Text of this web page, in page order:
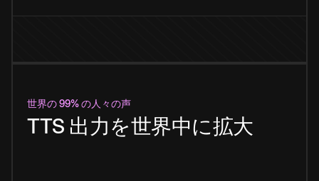
世界の 99% の人々の声
TTS 出力を世界中に拡大